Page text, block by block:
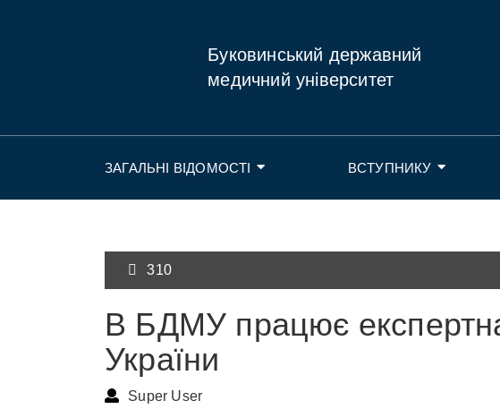
Буковинський державний
медичний університет
ЗАГАЛЬНІ ВІДОМОСТІ ВСТУПНИКУ
310
В БДМУ працює
України
Super User